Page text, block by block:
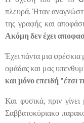
πλευρά. Ήταν
της γραφής και
Ακόμη δεν έχει
Έχει πάντα μια φρέσκια
ομάδας και μας
και μόνο επειδή "έτσι
Και φυσικά, πριν
Σαββατοκύριακο